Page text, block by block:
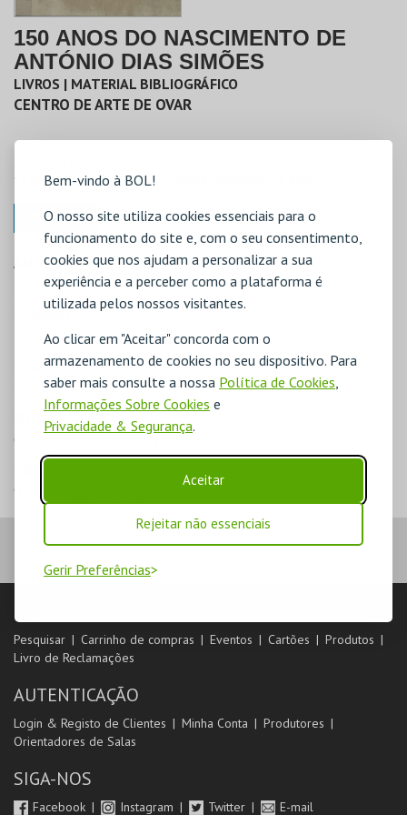
Bem-vindo à BOL!
O nosso site utiliza cookies essenciais para o
funcionamento do site e, com o seu consentimento,
cookies que nos ajudam a personalizar a sua
experiência e a perceber como a plataforma é
utilizada pelos nossos visitantes.
Ao clicar em "Aceitar" concorda com o
armazenamento de cookies no seu dispositivo. Para
saber mais consulte a nossa Política de Cookies
Informações Sobre Cookies e
Privacidade & Segurança.
Aceitar
Rejeitar não essenciais
Gerir Preferências
150 ANOS DO NASCIMENTO DE
ANTÓNIO DIAS SIMÕES
LIVROS | MATERIAL BIBLIOGRÁFICO
CENTRO DE ARTE DE OVAR
15,00€
COM STOCK
COMPRAR
ANO EDIÇÃO/ REIMPRESSÃO
2021
PÁGINAS
IDIOMA
Português
EDITOR
Câmara Municipal de Ovar
978-972-8174-49-1
Pesquisar Carrinho de compras Eventos Cartões
Produtos
Livro de Reclamações
AUTENTICAÇÃO
Login & Registo de Clientes Minha Conta
Produtores
Orientadores de Salas
SIGA-NOS
Facebook Instagram Twitter E-mail